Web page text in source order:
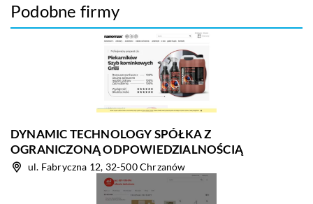
Podobne firmy
DYNAMIC TECHNOLOGY SPÓŁKA Z
OGRANICZONĄ ODPOWIEDZIALNOŚCIĄ
ul. Fabryczna 12, 32-500 Chrzanów